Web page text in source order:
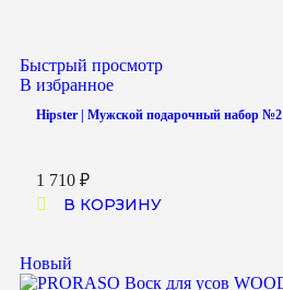
Быстрый просмотр
В избранное
Hipster | Мужской подарочный набор №2
1 710 ₽
В КОРЗИНУ
Новый